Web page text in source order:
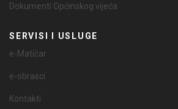
Dokumenti Općinskog vijeća
SERVISI I USLUGE
e-Matičar
e-obrasci
Kontakti